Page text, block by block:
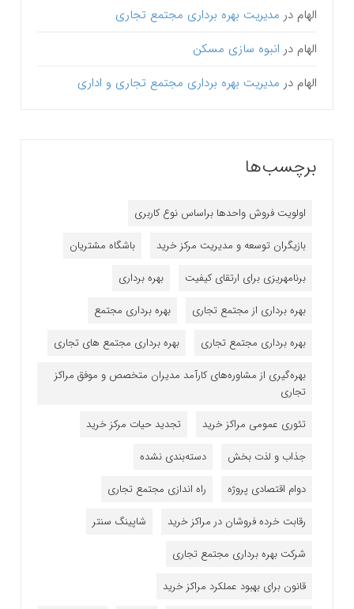
الهام در مدیریت بهره برداری مجتمع تجاری
الهام در انبوه سازی مسکن
الهام در مدیریت بهره برداری مجتمع تجاری و اداری
برچسب‌ها
اولویت فروش واحدها براساس نوع کاربری
بازیگران توسعه و مدیریت مرکز خرید
باشگاه مشتریان
برنامه‎ریزی برای ارتقای کیفیت
بهره برداری
بهره برداری از مجتمع تجاری
بهره برداری مجتمع
بهره برداری مجتمع تجاری
بهره برداری مجتمع های تجاری
بهره‌گیری از مشاوره‌های کارآمد مدیران متخصص و موفق مراکز
تجاری
تئوری عمومی مراکز خرید
تجدید حیات مرکز خرید
جذاب و لذت بخش
دسته‌بندی نشده
دوام اقتصادی پروژه
راه اندازی مجتمع تجاری
رقابت خرده فروشان در مراکز خرید
شاپینگ سنتر
شرکت بهره برداری مجتمع تجاری
قانون برای بهبود عملکرد مراکز خرید